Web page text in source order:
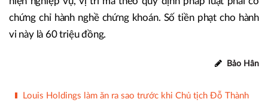
chứng chỉ hành nghề chứng khoán. Số tiền phạt cho hành
vi này là 60 triệu đồng.
Bảo Hân
Louis Holdings làm ăn ra sao trước khi Chủ tịch Đỗ Thành